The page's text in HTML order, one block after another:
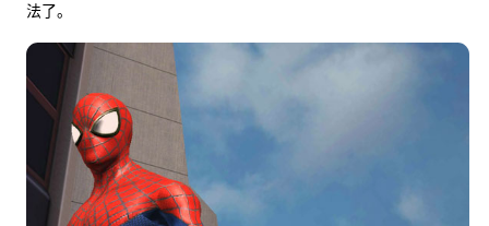
法了。